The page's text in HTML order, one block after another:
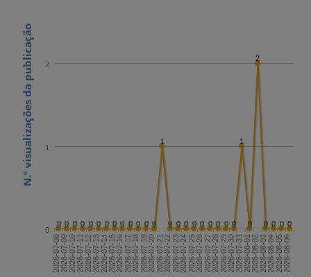
N.º visualizações da publicação
0 0 0 0 0 0 0 0 0 0 0 0 0
1
0 0 0 0 0 0 0 0 0
1
0
2
0 0 0 0
2026-07-082026-07-092026-07-102026-07-112026-07-122026-07-132026-07-142026-07-152026-07-162026-07-172026-07-182026-07-192026-07-202026-07-212026-07-222026-07-232026-07-242026-07-252026-07-262026-07-272026-07-282026-07-292026-07-302026-07-312026-08-012026-08-022026-08-032026-08-042026-08-052026-08-06
0
1
2